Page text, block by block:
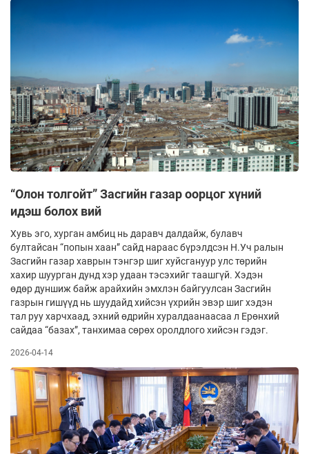
“Олон толгойт” Засгийн газар оорцог хүний
идэш болох вий
Хувь эго, хурган амбиц нь даравч далдайж, булавч
бултайсан “попын хаан” сайд нараас бүрэлдсэн Н.Уч­ ралын
Засгийн газар хаврын тэнгэр шиг хуйсгануур улс төрийн
хахир шуурган дунд хэр удаан тэсэхийг таашгүй. Хэдэн
өдөр дуншиж байж арайхийн эмхлэн байгуулсан Засгийн
газрын гишүүд нь шуудайд хийсэн үхрийн эвэр шиг хэдэн
тал руу харчхаад, эхний өдрийн хуралдаанаасаа л Ерөнхий
сайдаа “базах”, танхимаа сөрөх оролдлого хийсэн гэдэг.
2026-04-14